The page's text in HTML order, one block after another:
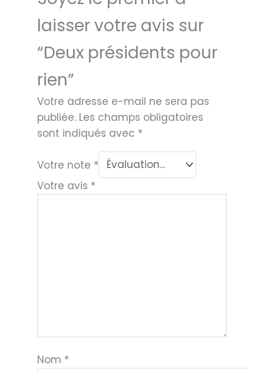
laisser votre avis sur
“Deux présidents pour
rien”
Votre adresse e-mail ne sera pas
publiée. Les champs obligatoires
sont indiqués avec *
Votre note *
Votre avis *
Nom *